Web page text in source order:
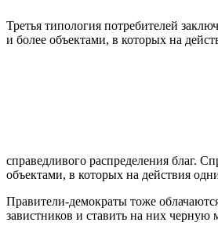
Третья типология потребителей
и более объектами, в которых на
справедливого распределения благ.
объектами, в которых на действия
Правители-демократы тоже
завистников и ставить на них черную